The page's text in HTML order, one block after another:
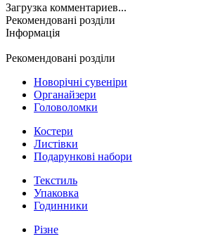
Загрузка комментариев...
Рекомендовані розділи
Інформація
Рекомендовані розділи
Новорічні сувеніри
Органайзери
Головоломки
Костери
Листівки
Подарункові набори
Текстиль
Упаковка
Годинники
Різне